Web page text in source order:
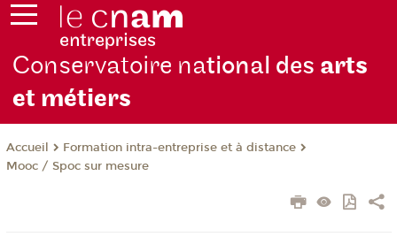
Conservatoire national des arts
et métiers
Accueil
Formation intra-entreprise et à distance
Mooc / Spoc sur mesure